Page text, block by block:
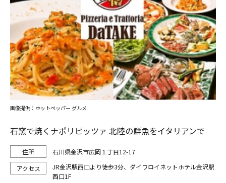
石窯で焼くナポリピッツァ 北陸の鮮魚をイタリアンで
石川県金沢市広岡１丁目12-17
JR金沢駅西口より徒歩3分、ダイワロイネットホテル金沢駅
西口1F
画像提供：ホットペッパー グルメ